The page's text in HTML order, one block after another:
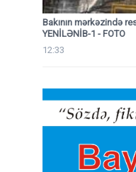
Bakının mərkəzində
YENİLƏNİB-1 - FOTO
12:33